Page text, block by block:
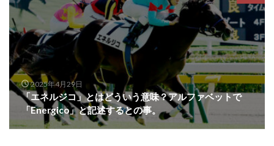
2025年4月29日
「エネルジコ」とはどういう意味？アルファベットで
「Energico」と記述するとの事。